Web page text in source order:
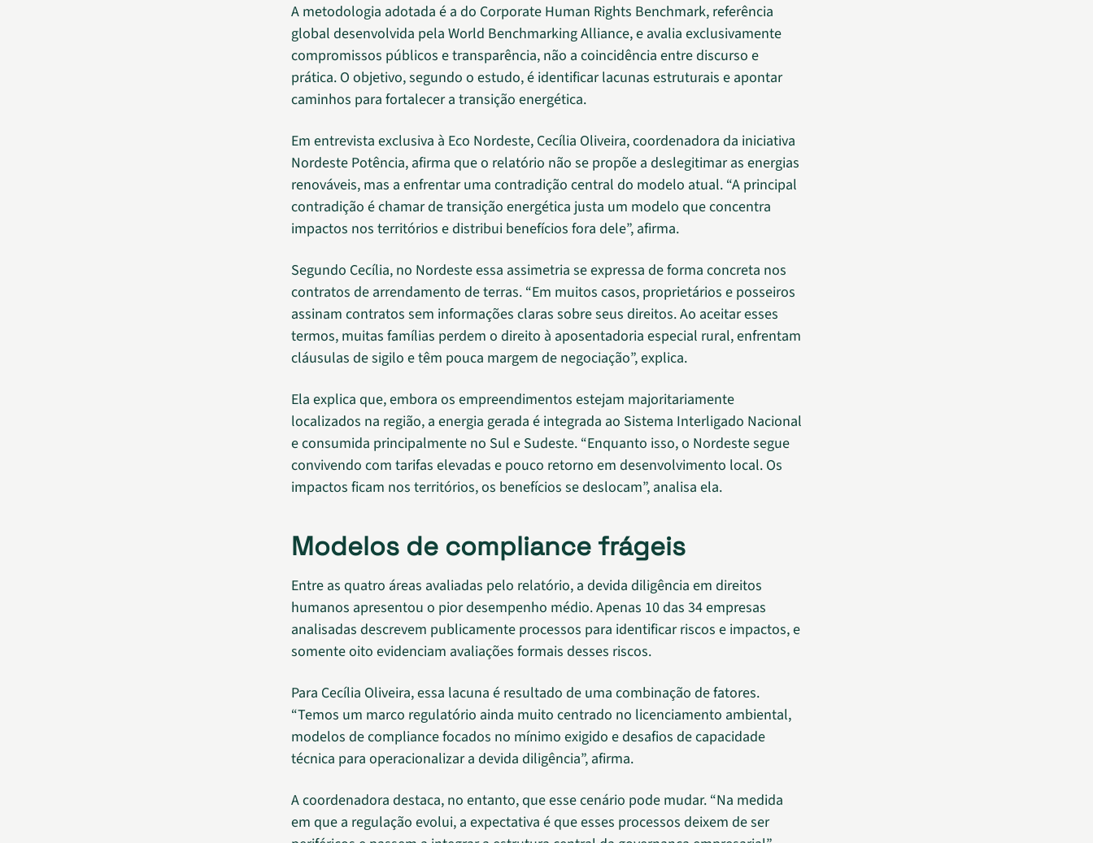
A metodologia adotada é a do Corporate Human Rights Benchmark, referência
global desenvolvida pela World Benchmarking Alliance, e avalia exclusivamente
compromissos públicos e transparência, não a coincidência entre discurso e
prática. O objetivo, segundo o estudo, é identificar lacunas estruturais e apontar
caminhos para fortalecer a transição energética.
Em entrevista exclusiva à Eco Nordeste, Cecília Oliveira, coordenadora da iniciativa
Nordeste Potência, afirma que o relatório não se propõe a deslegitimar as energias
renováveis, mas a enfrentar uma contradição central do modelo atual. “A principal
contradição é chamar de transição energética justa um modelo que concentra
impactos nos territórios e distribui benefícios fora dele”, afirma.
Segundo Cecília, no Nordeste essa assimetria se expressa de forma concreta nos
contratos de arrendamento de terras. “Em muitos casos, proprietários e posseiros
assinam contratos sem informações claras sobre seus direitos. Ao aceitar esses
termos, muitas famílias perdem o direito à aposentadoria especial rural, enfrentam
cláusulas de sigilo e têm pouca margem de negociação”, explica.
Ela explica que, embora os empreendimentos estejam majoritariamente
localizados na região, a energia gerada é integrada ao Sistema Interligado Nacional
e consumida principalmente no Sul e Sudeste. “Enquanto isso, o Nordeste segue
convivendo com tarifas elevadas e pouco retorno em desenvolvimento local. Os
impactos ficam nos territórios, os benefícios se deslocam”, analisa ela.
Modelos de compliance frágeis
Entre as quatro áreas avaliadas pelo relatório, a devida diligência em direitos
humanos apresentou o pior desempenho médio. Apenas 10 das 34 empresas
analisadas descrevem publicamente processos para identificar riscos e impactos, e
somente oito evidenciam avaliações formais desses riscos.
Para Cecília Oliveira, essa lacuna é resultado de uma combinação de fatores.
“Temos um marco regulatório ainda muito centrado no licenciamento ambiental,
modelos de compliance focados no mínimo exigido e desafios de capacidade
técnica para operacionalizar a devida diligência”, afirma.
A coordenadora destaca, no entanto, que esse cenário pode mudar. “Na medida
em que a regulação evolui, a expectativa é que esses processos deixem de ser